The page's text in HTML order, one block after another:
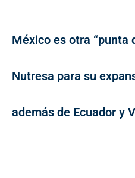
México es otra “punta
Nutresa para su
además de Ecuador y